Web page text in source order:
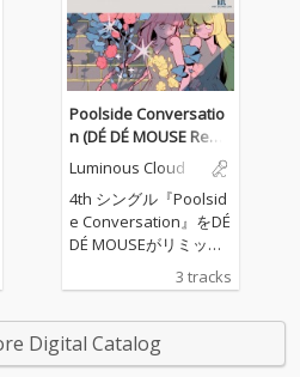
ック的な和音構成とア
ンサンブルに荒れたタ
ブラ、割れまくったサ
ブベース、無機質なが
ら不快感と怒りを体現
した調声された初音ミ
クの歌全てが歪んだ、
幻想的で不快感マック
スなダークメルヘンモ
ダンバレエボカロ！
Poolside Conversatio
n (DÉ DÉ MOUSE Remi
x)Luminous Cloud
4th シングル『Poolsid
e Conversation』をDÉ
DÉ MOUSEがリミック
ックスウィング的なア
ーでスロウなイントロ
からのアッパーなテン
3 tracks
Digital Catalog